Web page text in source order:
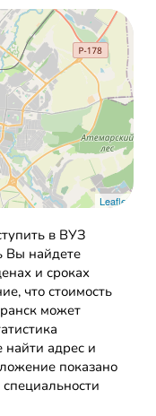
Leaflet
в ВУЗ
Вы найдете
и сроках
что стоимость
может
адрес и
показано